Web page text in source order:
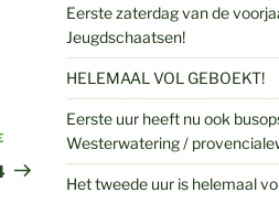
Volgend
bericht
Eerste zaterdag van de
Jeugdschaatsen!
HELEMAAL VOL GEBOEKT!
Eerste uur heeft nu ook
Westerwatering /
Het tweede uur is helemaal